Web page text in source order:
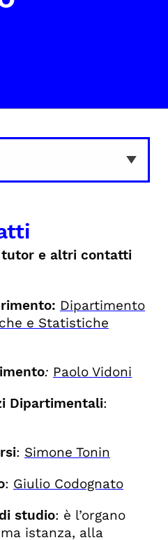
tutor e altri contatti
Dipartimento
e Statistiche
: Paolo Vidoni
Dipartimentali:
: Simone Tonin
: Giulio Codognato
studio: è l’organo
istanza, alla